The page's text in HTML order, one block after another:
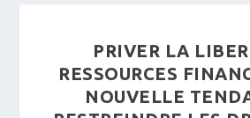
PRIVER LA
RESSOURCES
NOUVELLE